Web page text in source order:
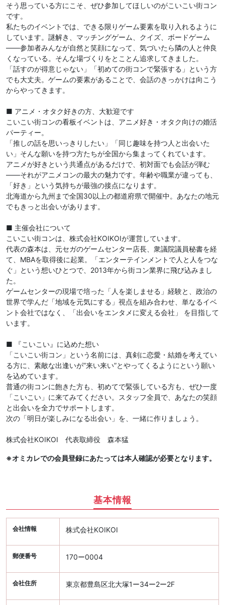
そう思っている方にこそ、ぜひ参加してほしいのがこいこい街コン
です。
私たちのイベントでは、できる限りゲーム要素を取り入れるように
しています。謎解き、マッチングゲーム、クイズ、ボードゲーム
——参加者みんなが自然と笑顔になって、気づいたら隣の人と仲良
くなっている。そんな場づくりをとことん追求してきました。
「話すのが得意じゃない」「初めての街コンで緊張する」という方
でも大丈夫。ゲームの要素があることで、会話のきっかけは向こう
からやってきます。
■ アニメ・オタク好きの方、大歓迎です
こいこい街コンの看板イベントは、アニメ好き・オタク向けの婚活
パーティー。
「推しの話を思いっきりしたい」「同じ趣味を持つ人と出会いた
い」そんな願いを持つ方たちが全国から集まってくれています。
アニメが好きという共通点があるだけで、初対面でも会話が弾む
——それがアニメコンの最大の魅力です。年齢や職業が違っても、
「好き」という気持ちが最強の接点になります。
北海道から九州まで全国30以上の都道府県で開催中。あなたの地元
でもきっと出会いがあります。
■ 主催会社について
こいこい街コンは、株式会社KOIKOIが運営しています。
代表の森本は、元セガのゲームセンター店長、衆議院議員秘書を経
て、MBAを取得後に起業。「エンターテインメントで人と人をつな
ぐ」という想いひとつで、2013年から街コン業界に飛び込みまし
た。
ゲームセンターの現場で培った「人を楽しませる」経験と、政治の
世界で学んだ「地域を元気にする」視点を組み合わせ、単なるイベ
ント会社ではなく、「出会いをエンタメに変える会社」 を目指して
います。
■ 『こいこい』に込めた想い
「こいこい街コン」という名前には、真剣に恋愛・結婚を考えてい
る方に、素敵な出逢いが”来い来い”とやってくるようにという願い
を込めています。
普通の街コンに飽きた方も、初めてで緊張している方も、ぜひ一度
「こいこい」に来てみてください。スタッフ全員で、あなたの笑顔
と出会いを全力でサポートします。
次の「明日が楽しみになる出会い」を、一緒に作りましょう。
株式会社KOIKOI 代表取締役 森本猛
※オミカレでの会員登録にあたっては本人確認が必要となります。
基本情報
会社情報 株式会社KOIKOI
郵便番号 170ー0004
会社住所 東京都豊島区北大塚1ー34ー2ー2F